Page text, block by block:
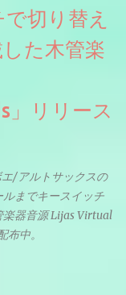
切り替え
た木管楽
」リリース
/アルトサックスの
までキースイッチ
楽器音源 Lijas Virtual
中。